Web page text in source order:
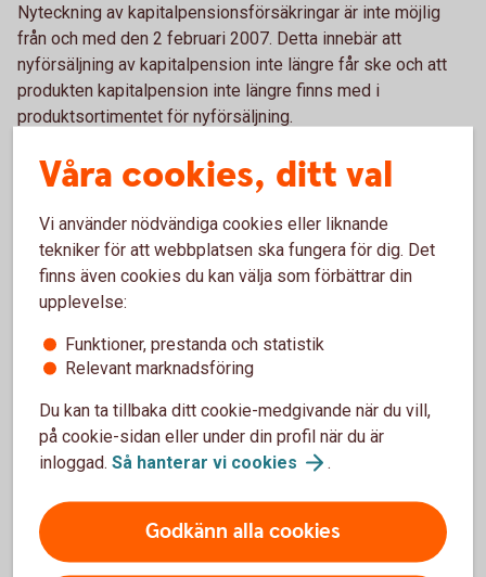
Nyteckning av kapitalpensionsförsäkringar är inte möjlig
från och med den 2 februari 2007. Detta innebär att
nyförsäljning av kapitalpension inte längre får ske och att
produkten kapitalpension inte längre finns med i
produktsortimentet för nyförsäljning.
För redan tecknade kapitalpensionsförsäkringar innebär
inte de nya reglerna någon förändring. Dock finns ett
undantag: man kan inte betala in nya premier till det
befintliga avtalet, såvida det inte är tecknat med en avtalad
löpande premiebetalning. För redan tecknade
kapitalpensioner med avtalad löpande premiebetalning
innebär detta att man kan fortsätta premiebetalning i
oförändrad takt och storlek. Observera dock att det är
förbjudet att göra ändring i det ingångna försäkringsavtalets
Du placerar pengarna i bankens breda utbud av fonder. Du
kan när som helst, kostnads- och skattefritt, byta fond
Du kan följa fondernas utveckling via internetbanken, i
kurslistan eller genom att ringa oss.
Våra cookies, ditt val
Vi använder nödvändiga cookies eller liknande
tekniker för att webbplatsen ska fungera för dig. Det
finns även cookies du kan välja som förbättrar din
upplevelse:
Funktioner, prestanda och statistik
Relevant marknadsföring
Du kan ta tillbaka ditt cookie-medgivande när du vill,
på cookie-sidan eller under din profil när du är
inloggad. Så hanterar vi cookies .
Godkänn alla cookies